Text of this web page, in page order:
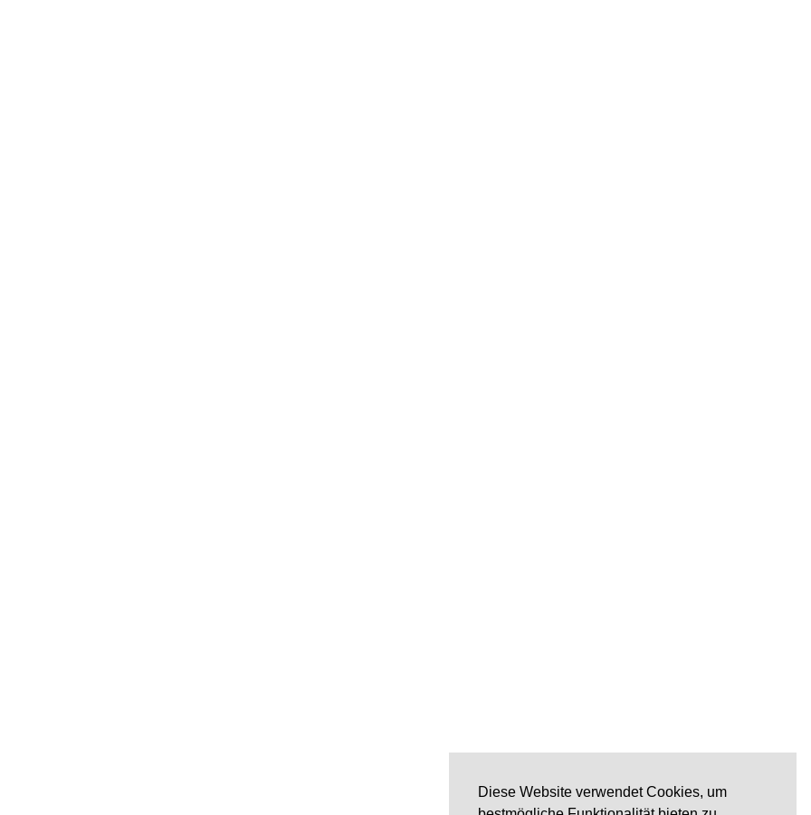
Diese Website verwendet Cookies, um